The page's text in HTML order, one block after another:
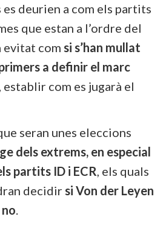
deurien a com els partits
que estan a l’ordre del
evitat com si s’han mullat
a definir el marc
establir com es jugarà el
seran unes eleccions
dels extrems, en especial
partits ID i ECR, els quals
decidirsi Von der Leyen
.